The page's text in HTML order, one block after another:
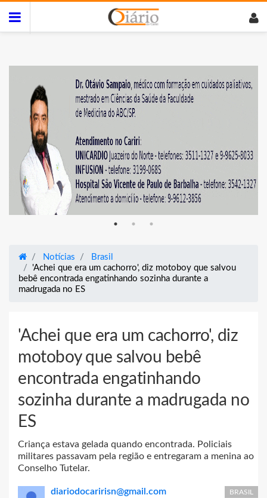
Notícias
Brasil
'Achei que era um cachorro', diz motoboy que salvou
bebê encontrada engatinhando sozinha durante a
madrugada no ES
'Achei que era um cachorro', diz
motoboy que salvou bebê
encontrada engatinhando
sozinha durante a madrugada no
ES
Criança estava gelada quando encontrada. Policiais
militares passavam pela região e entregaram a menina ao
Conselho Tutelar.
diariodocaririsn@gmail.com BRASIL